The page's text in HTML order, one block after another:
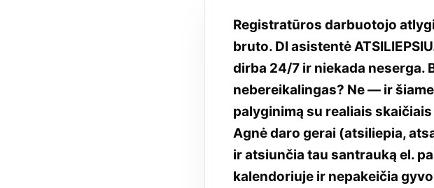
Registratūros darbuotojo
bruto. DI asistentė
dirba 24/7 ir niekada neserga.
nebereikalingas? Ne — ir
palyginimą su realiais
Agnė daro gerai (atsiliepia,
ir atsiunčia tau santrauką el.
kalendoriuje ir nepakeičia